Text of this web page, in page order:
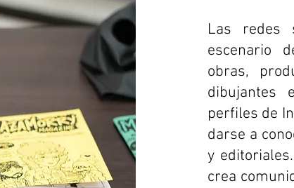
Las redes
escenario
obras,
dibujantes
perfiles de
darse a
y
crea